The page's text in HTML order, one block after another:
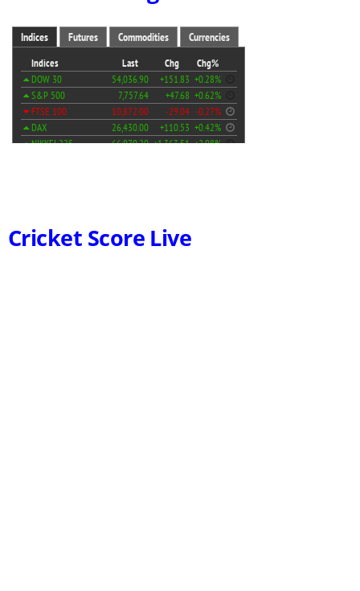
Cricket Score Live